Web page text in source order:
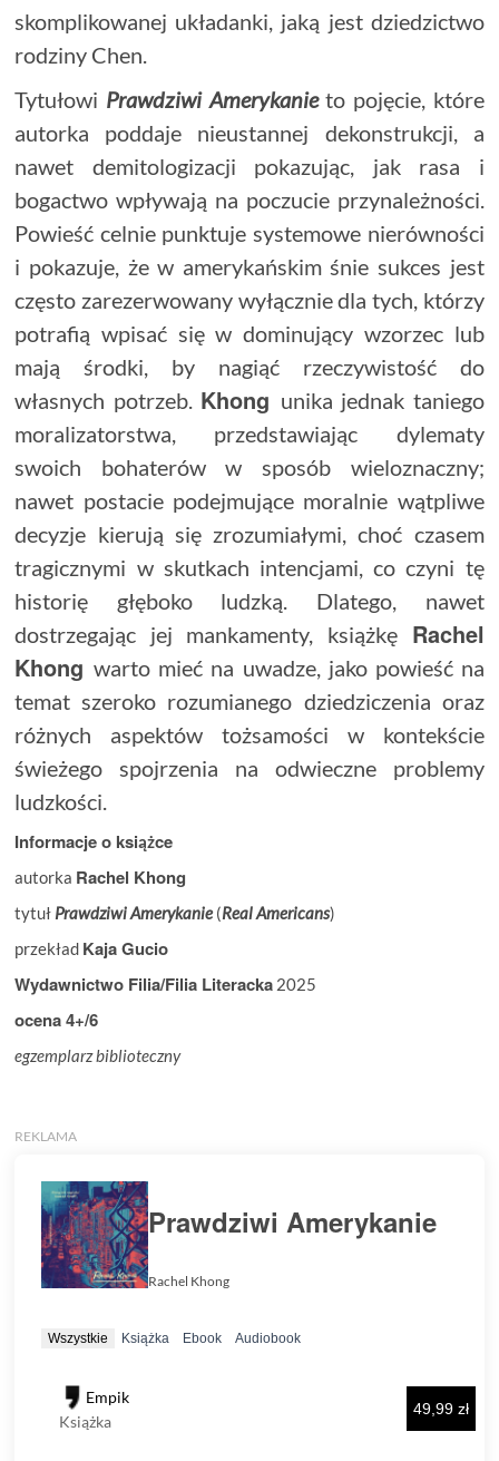
skomplikowanej układanki, jaką jest dziedzictwo
rodziny Chen.
Tytułowi Prawdziwi Amerykanieto pojęcie, które
autorka poddaje nieustannej dekonstrukcji, a
nawet demitologizacji pokazując, jak rasa i
bogactwo wpływają na poczucie przynależności.
Powieść celnie punktuje systemowe nierówności
i pokazuje, że w amerykańskim śnie sukces jest
często zarezerwowany wyłącznie dla tych, którzy
potrafią wpisać się w dominujący wzorzec lub
mają środki, by nagiąć rzeczywistość do
własnych potrzeb. Khong unika jednak taniego
moralizatorstwa, przedstawiając dylematy
swoich bohaterów w sposób wieloznaczny;
nawet postacie podejmujące moralnie wątpliwe
decyzje kierują się zrozumiałymi, choć czasem
tragicznymi w skutkach intencjami, co czyni tę
historię głęboko ludzką. Dlatego, nawet
dostrzegając jej mankamenty, książkę Rachel
Khongwarto mieć na uwadze, jako powieść na
temat szeroko rozumianego dziedziczenia oraz
różnych aspektów tożsamości w kontekście
świeżego spojrzenia na odwieczne problemy
ludzkości.
Informacje o książce
autorka Rachel Khong
tytuł Prawdziwi Amerykanie(Real Americans)
przekład Kaja Gucio
Wydawnictwo Filia/Filia Literacka 2025
ocena 4+/6
egzemplarz biblioteczny